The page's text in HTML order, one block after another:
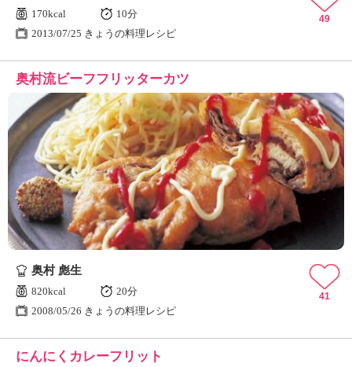
170kcal
10分
2013/07/25 きょうの料理レシピ
49
奥村流ビーフフリッターカツ
奥村 彪生
820kcal
20分
2008/05/26 きょうの料理レシピ
41
にんにくカレーフリット